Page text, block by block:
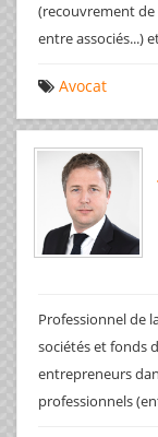
(recouvrement de
entre associés...)
Avocat
Professionnel de
sociétés et fonds
entrepreneurs
professionnels